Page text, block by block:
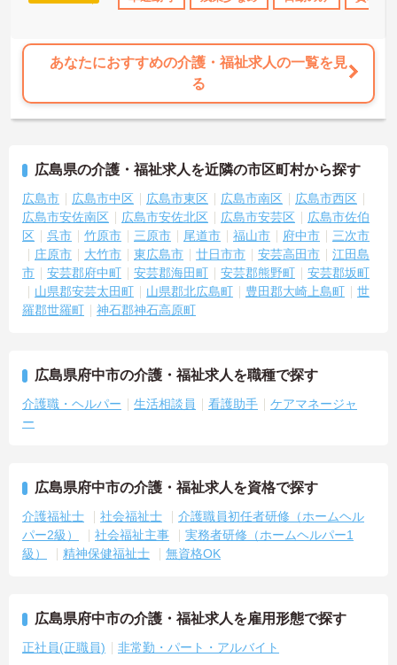
あなたにおすすめの介護・福祉求人の一覧を見
る
広島県の介護・福祉求人を近隣の市区町村から探す
広島市 広島市中区 広島市東区 広島市南区
広島市西区
広島市安佐南区
広島市安佐北区 広島市安芸区
広島市佐伯
区
呉市 竹原市 三原市 尾道市 福山市 府中市
三次市
庄原市
大竹市 東広島市 廿日市市 安芸高田市
江田島
市
安芸郡府中町 安芸郡海田町 安芸郡熊野町
安芸郡坂町
山県郡安芸太田町
山県郡北広島町 豊田郡大崎上島町
世
羅郡世羅町
神石郡神石高原町
広島県府中市の介護・福祉求人を職種で探す
介護職・ヘルパー 生活相談員 看護助手
ケアマネージャ
ー
広島県府中市の介護・福祉求人を資格で探す
介護福祉士 社会福祉士
介護職員初任者研修（ホームヘル
パー2級）
社会福祉主事
実務者研修（ホームヘルパー1
級）
精神保健福祉士 無資格OK
広島県府中市の介護・福祉求人を雇用形態で探す
正社員(正職員) 非常勤・パート・アルバイト